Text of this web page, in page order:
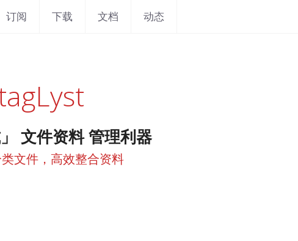
订阅 下载 文档 动态
」 文件资料 管理利器
文件，高效整合资料